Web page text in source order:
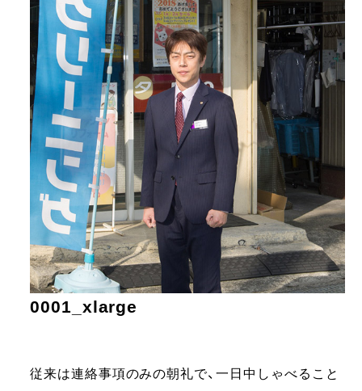
0001_xlarge
従来は連絡事項のみの朝礼で、一日中しゃべること